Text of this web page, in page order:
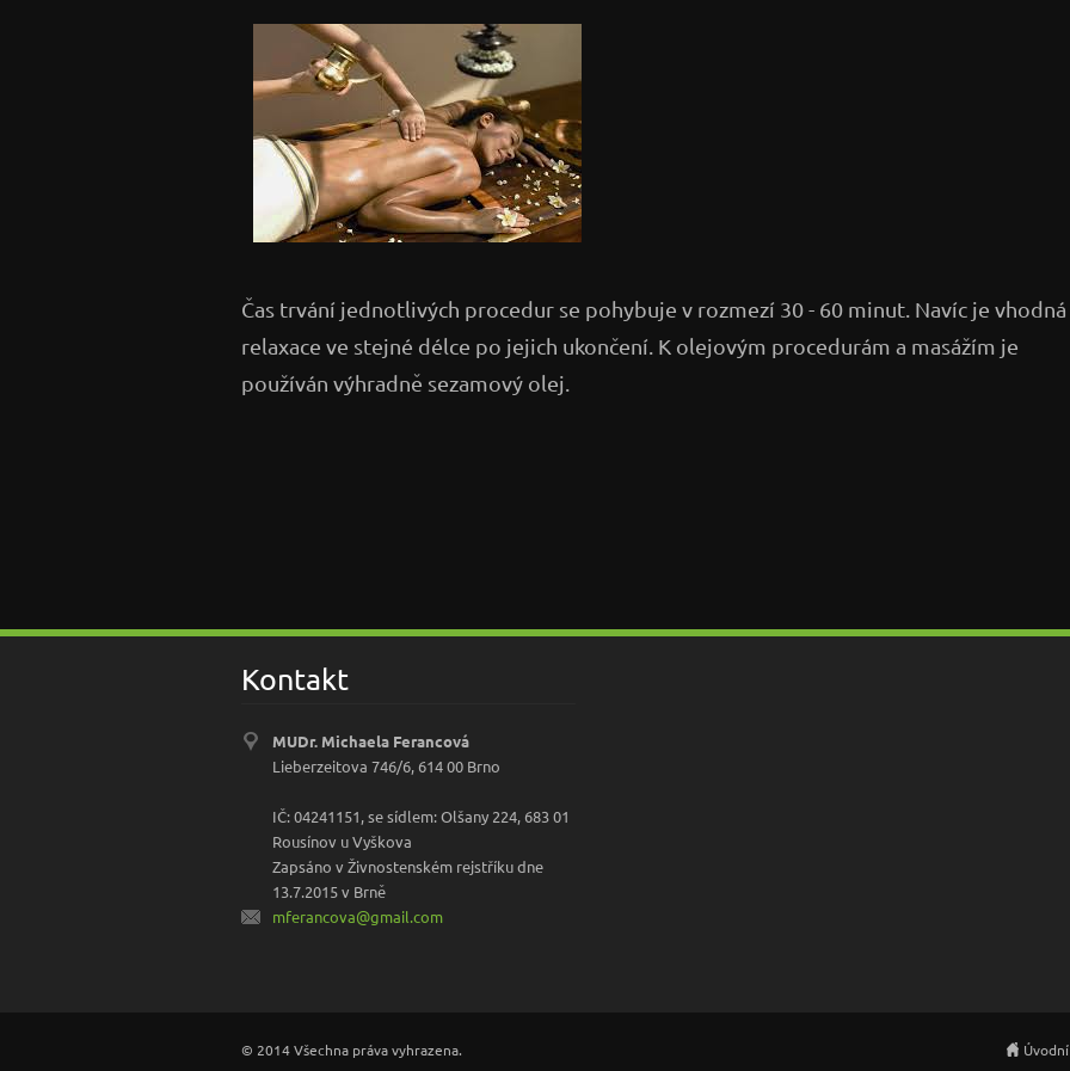
Čas trvání jednotlivých procedur se pohybuje v rozmezí 30 - 60 minut. Navíc je vhodná
relaxace ve stejné délce po jejich ukončení. K olejovým procedurám a masážím je
používán výhradně sezamový olej.
Kontakt
MUDr. Michaela Ferancová
Lieberzeitova 746/6, 614 00 Brno
IČ: 04241151, se sídlem: Olšany 224, 683 01
Rousínov u Vyškova
Zapsáno v Živnostenském rejstříku dne
13.7.2015 v Brně
mferancova@gmail.com
© 2014 Všechna práva vyhrazena.